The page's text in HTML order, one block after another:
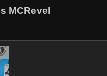
MCRevel